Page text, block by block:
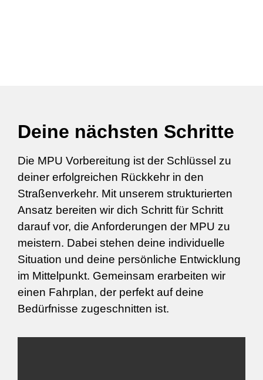
Deine nächsten Schritte
Die MPU Vorbereitung ist der Schlüssel zu
deiner erfolgreichen Rückkehr in den
Straßenverkehr. Mit unserem strukturierten
Ansatz bereiten wir dich Schritt für Schritt
darauf vor, die Anforderungen der MPU zu
meistern. Dabei stehen deine individuelle
Situation und deine persönliche Entwicklung
im Mittelpunkt. Gemeinsam erarbeiten wir
einen Fahrplan, der perfekt auf deine
Bedürfnisse zugeschnitten ist.